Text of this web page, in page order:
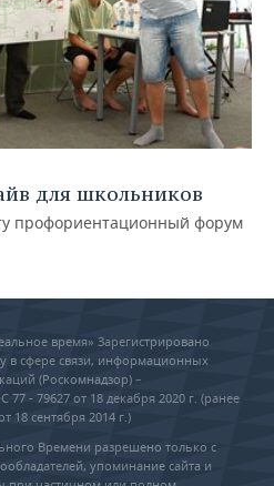
для школьников
профориентационный форум
время» Зарегистрировано
в сфере связи, информационных
(Роскомнадзор) –
- 79627 от 18 декабря 2020 г. (ранее
18 сентября 2014 г.)
Времени разрешено только с
упоминание сайта и